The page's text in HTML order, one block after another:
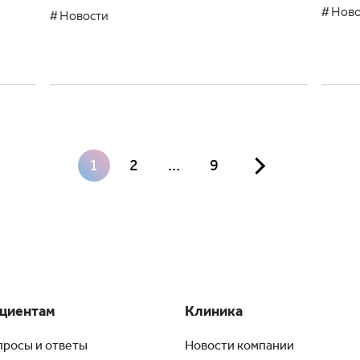
Новости
1 2 … 9
и ответы
Клиника
Новости компании